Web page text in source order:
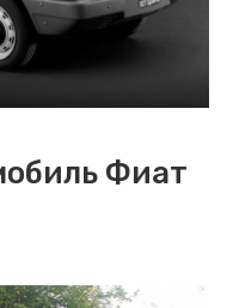
Фиат